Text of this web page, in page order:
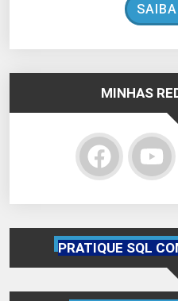
MINHAS
PRATIQUE SQL